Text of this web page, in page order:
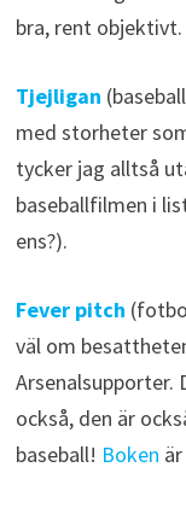
bra, rent objektivt.
Tjejligan
med storheter
tycker jag alltså
baseballfilmen i
ens?).
Fever pitch
väl om
Arsenalsupporter.
också, den är
baseball! Boken